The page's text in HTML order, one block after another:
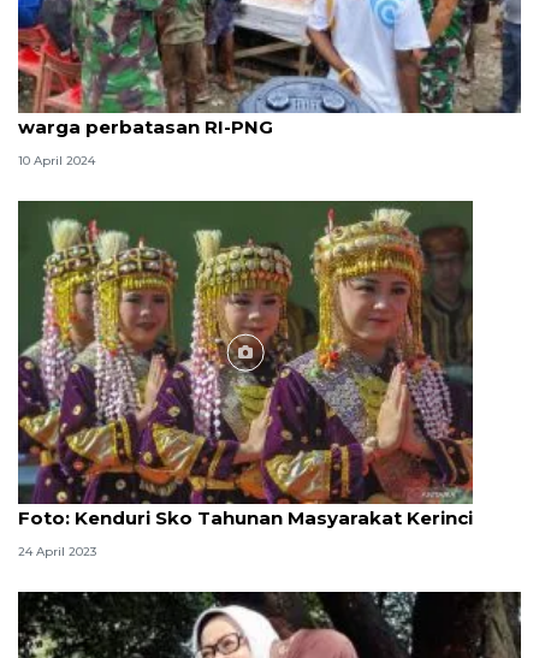
Yonif 122/TS berbagi makanan gratis kepada
warga perbatasan RI-PNG
10 April 2024
Foto
Foto: Kenduri Sko Tahunan Masyarakat Kerinci
24 April 2023